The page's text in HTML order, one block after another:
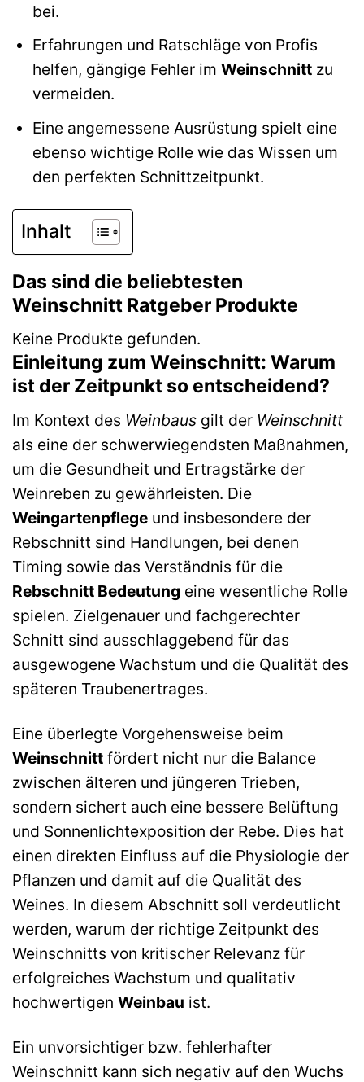
bei.
Erfahrungen und Ratschläge von Profis
helfen, gängige Fehler im Weinschnittzu
vermeiden.
Eine angemessene Ausrüstung spielt eine
ebenso wichtige Rolle wie das Wissen um
den perfekten Schnittzeitpunkt.
Inhalt
Das sind die beliebtesten
Weinschnitt Ratgeber Produkte
Keine Produkte gefunden.
Einleitung zum Weinschnitt: Warum
ist der Zeitpunkt so entscheidend?
Im Kontext des Weinbaus gilt der Weinschnitt
als eine der schwerwiegendsten Maßnahmen,
um die Gesundheit und Ertragstärke der
Weinreben zu gewährleisten. Die
Weingartenpflege und insbesondere der
Rebschnitt sind Handlungen, bei denen
Timing sowie das Verständnis für die
Rebschnitt Bedeutung eine wesentliche Rolle
spielen. Zielgenauer und fachgerechter
Schnitt sind ausschlaggebend für das
ausgewogene Wachstum und die Qualität des
späteren Traubenertrages.
Eine überlegte Vorgehensweise beim
Weinschnitt fördert nicht nur die Balance
zwischen älteren und jüngeren Trieben,
sondern sichert auch eine bessere Belüftung
und Sonnenlichtexposition der Rebe. Dies hat
einen direkten Einfluss auf die Physiologie der
Pflanzen und damit auf die Qualität des
Weines. In diesem Abschnitt soll verdeutlicht
werden, warum der richtige Zeitpunkt des
Weinschnitts von kritischer Relevanz für
erfolgreiches Wachstum und qualitativ
hochwertigen Weinbau ist.
Ein unvorsichtiger bzw. fehlerhafter
Weinschnitt kann sich negativ auf den Wuchs